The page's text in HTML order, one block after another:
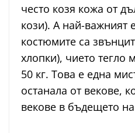
често козя кожа от
кози). А най-важният
костюмите са
хлопки), чието тегло
50 кг. Това е една
останала от векове,
векове в бъдещето